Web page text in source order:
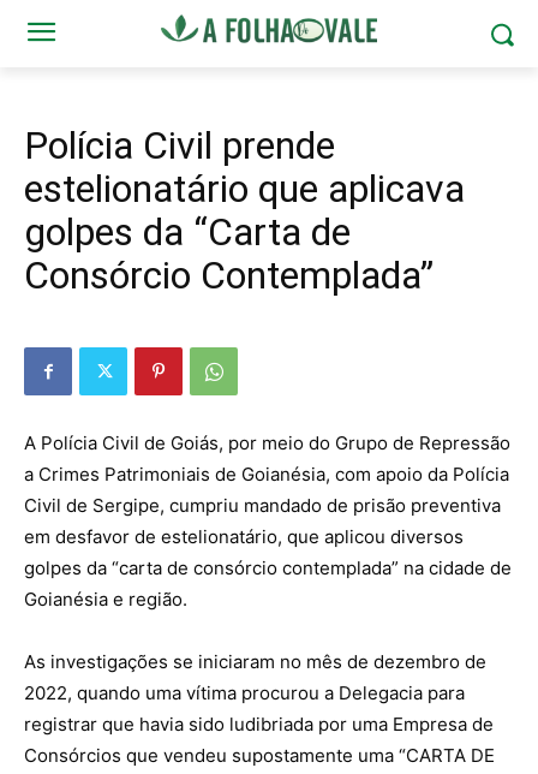
Polícia Civil prende
estelionatário que aplicava
golpes da “Carta de
Consórcio Contemplada”
A Polícia Civil de Goiás, por meio do Grupo de Repressão
a Crimes Patrimoniais de Goianésia, com apoio da Polícia
Civil de Sergipe, cumpriu mandado de prisão preventiva
em desfavor de estelionatário, que aplicou diversos
golpes da “carta de consórcio contemplada” na cidade de
Goianésia e região.
As investigações se iniciaram no mês de dezembro de
2022, quando uma vítima procurou a Delegacia para
registrar que havia sido ludibriada por uma Empresa de
Consórcios que vendeu supostamente uma “CARTA DE